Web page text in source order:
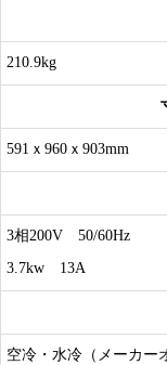
210.9kg
591ｘ960ｘ903mm
3相200V 50/60Hz
3.7kw 13A
空冷・水冷（メーカー